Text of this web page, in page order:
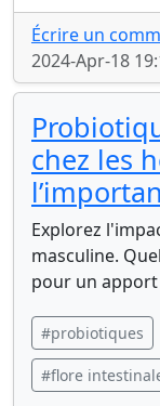
Écrire un
2024-Apr-18
chez les
Explorez
masculine.
pour un
#probiotiques
#flore